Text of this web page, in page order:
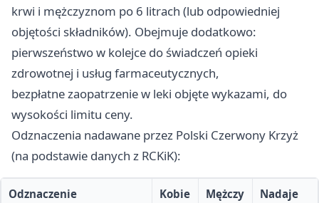
krwi i mężczyznom po 6 litrach (lub odpowiedniej
objętości składników). Obejmuje dodatkowo:
pierwszeństwo w kolejce do świadczeń opieki
zdrowotnej i usług farmaceutycznych,
bezpłatne zaopatrzenie w leki objęte wykazami, do
wysokości limitu ceny.
Odznaczenia nadawane przez Polski Czerwony Krzyż
(na podstawie danych z RCKiK):
Odznaczenie Kobie Mężczy Nadaje